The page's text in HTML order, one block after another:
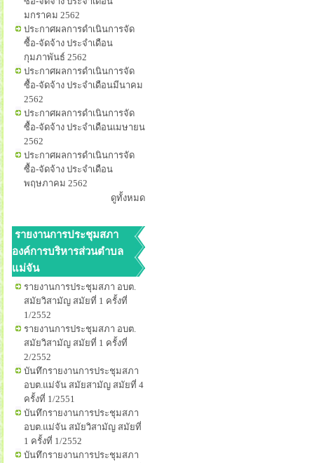
มกราคม 2562
ประกาศผลการดำเนินการจัด
ซื้อ-จัดจ้าง ประจำเดือน
กุมภาพันธ์ 2562
ประกาศผลการดำเนินการจัด
ซื้อ-จัดจ้าง ประจำเดือนมีนาคม
2562
ประกาศผลการดำเนินการจัด
ซื้อ-จัดจ้าง ประจำเดือนเมษายน
2562
ประกาศผลการดำเนินการจัด
ซื้อ-จัดจ้าง ประจำเดือน
พฤษภาคม 2562
ดูทั้งหมด
รายงานการประชุมสภา
องค์การบริหารส่วนตำบล
แม่จัน
รายงานการประชุมสภา อบต.
สมัยวิสามัญ สมัยที่ 1 ครั้งที่
1/2552
รายงานการประชุมสภา อบต.
สมัยวิสามัญ สมัยที่ 1 ครั้งที่
2/2552
บันทึกรายงานการประชุมสภา
อบต.แม่จัน สมัยสามัญ สมัยที่ 4
ครั้งที่ 1/2551
บันทึกรายงานการประชุมสภา
อบต.แม่จัน สมัยวิสามัญ สมัยที่
1 ครั้งที่ 1/2552
บันทึกรายงานการประชุมสภา